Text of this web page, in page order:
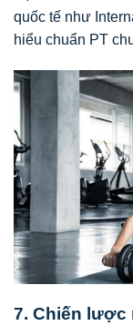
quốc tế như
hiểu chuẩn PT
7. Chiến lược